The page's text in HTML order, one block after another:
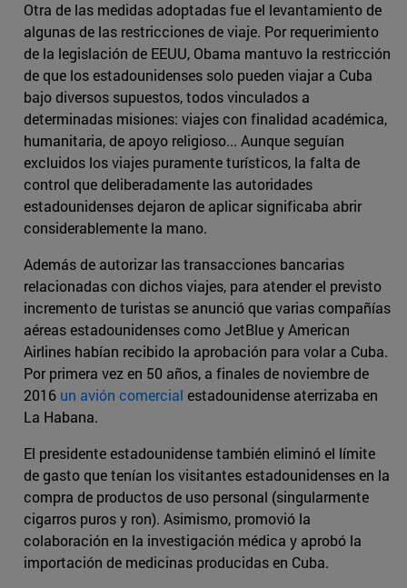
Otra de las medidas adoptadas fue el levantamiento de
algunas de las restricciones de viaje. Por requerimiento
de la legislación de EEUU, Obama mantuvo la restricción
de que los estadounidenses solo pueden viajar a Cuba
bajo diversos supuestos, todos vinculados a
determinadas misiones: viajes con finalidad académica,
humanitaria, de apoyo religioso... Aunque seguían
excluidos los viajes puramente turísticos, la falta de
control que deliberadamente las autoridades
estadounidenses dejaron de aplicar significaba abrir
considerablemente la mano.
Además de autorizar las transacciones bancarias
relacionadas con dichos viajes, para atender el previsto
incremento de turistas se anunció que varias compañías
aéreas estadounidenses como JetBlue y American
Airlines habían recibido la aprobación para volar a Cuba.
Por primera vez en 50 años, a finales de noviembre de
2016 un avión comercial estadounidense aterrizaba en
La Habana.
El presidente estadounidense también eliminó el límite
de gasto que tenían los visitantes estadounidenses en la
compra de productos de uso personal (singularmente
cigarros puros y ron). Asimismo, promovió la
colaboración en la investigación médica y aprobó la
importación de medicinas producidas en Cuba.